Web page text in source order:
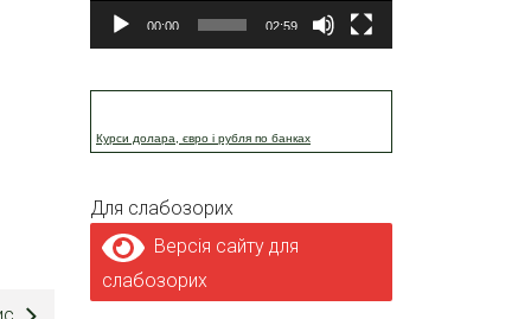
00:00 02:59
Курси долара, євро і рубля по банках
Для слабозорих
Версія сайту для
слабозорих